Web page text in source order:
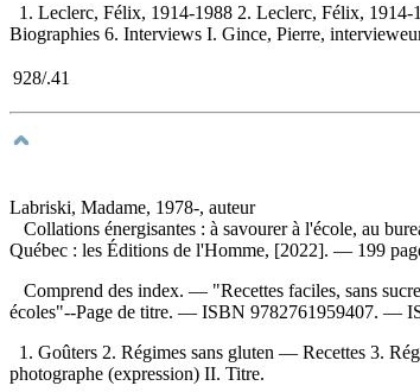
1. Leclerc, Félix, 1914-1988 2. Leclerc, Félix,
Biographies 6. Interviews I. Gince, Pierre,
928/.41
Labriski, Madame, 1978-, auteur
Collations énergisantes : à savourer à l'école, au
Québec : les Éditions de l'Homme, [2022]. — 199
Comprend des index. — "Recettes faciles, sans
écoles"--Page de titre. — ISBN 9782761959407. —
1. Goûters 2. Régimes sans gluten — Recettes 3.
photographe (expression) II. Titre.